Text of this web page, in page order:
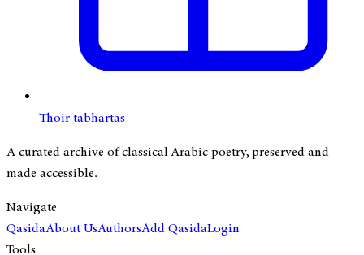
Thoir tabhartas
A curated archive of classical Arabic poetry, preserved and
made accessible.
Navigate
QasidaAbout UsAuthorsAdd QasidaLogin
Tools